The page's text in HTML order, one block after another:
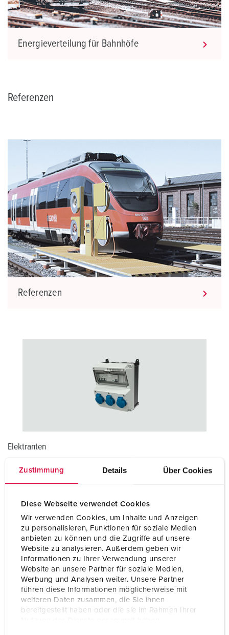
Zustimmung Details Über Cookies
Diese Webseite verwendet Cookies
Wir verwenden Cookies, um Inhalte und Anzeigen
zu personalisieren, Funktionen für soziale Medien
anbieten zu können und die Zugriffe auf unsere
Website zu analysieren. Außerdem geben wir
Informationen zu Ihrer Verwendung unserer
Website an unsere Partner für soziale Medien,
Werbung und Analysen weiter. Unsere Partner
führen diese Informationen möglicherweise mit
weiteren Daten zusammen, die Sie ihnen
bereitgestellt haben oder die sie im Rahmen Ihrer
Energieverteilung für Bahnhöfe
Referenzen
Referenzen
Elektranten
werden sind extramen Anforderungen ausgesetzt. Unsere
Elektranten liefern eine zuverlässige Unterstützung Ihrer
ELEKTRANTEN